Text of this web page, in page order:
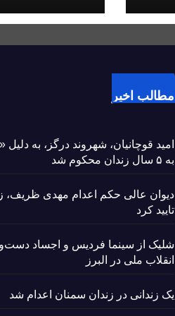
مطالب اخیر
امید قوچانیان، شهروند درگز، به
به ۵ سال زندان محکوم شد
دیوان عالی حکم اعدام مهدی ظریف،
تایید کرد
شلیک از سینما فردیس و اجساد
انقلاب ملی در البرز
یک زندانی در زندان سمنان اعدام شد